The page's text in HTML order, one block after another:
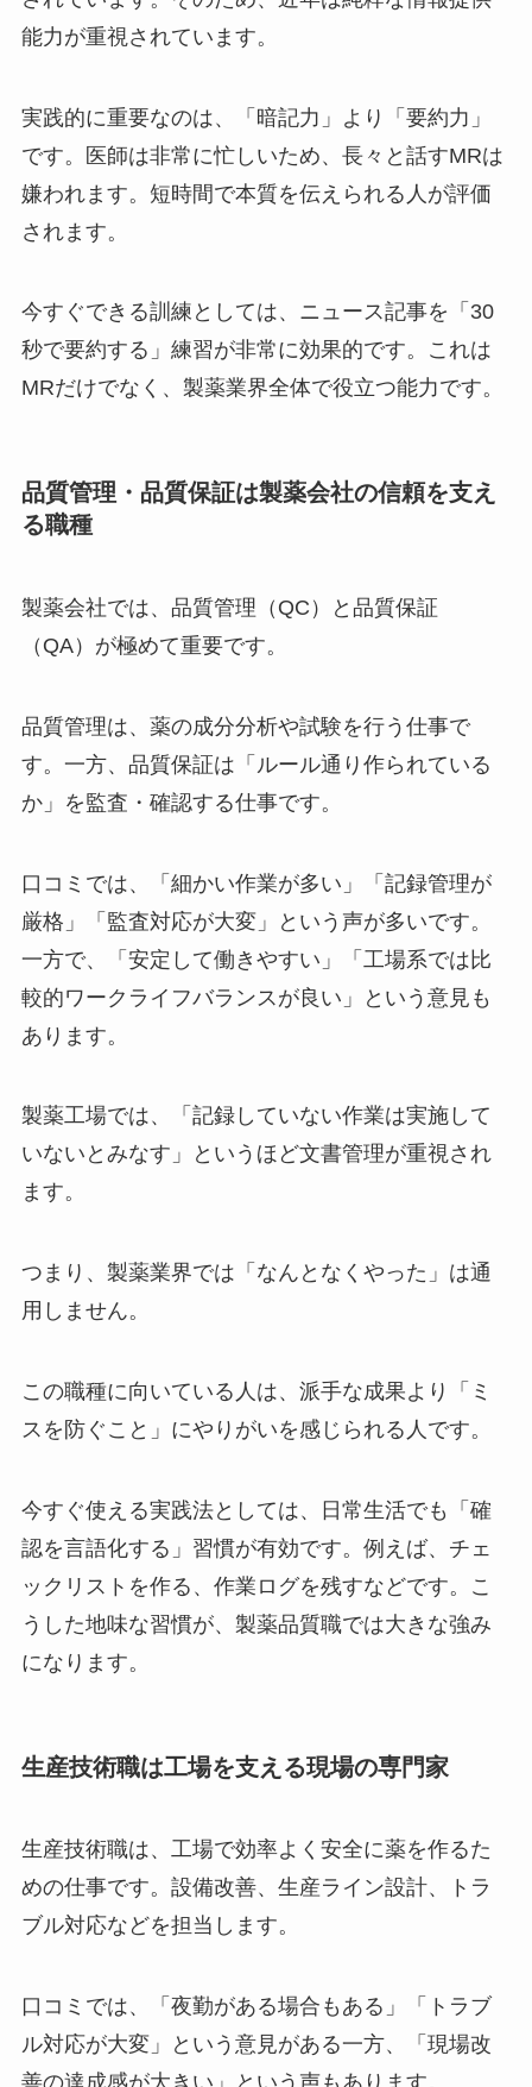
能力が重視されています。
実践的に重要なのは、「暗記力」より「要約力」
です。医師は非常に忙しいため、長々と話すMRは
嫌われます。短時間で本質を伝えられる人が評価
されます。
今すぐできる訓練としては、ニュース記事を「30
秒で要約する」練習が非常に効果的です。これは
MRだけでなく、製薬業界全体で役立つ能力です。
品質管理・品質保証は製薬会社の信頼を支え
る職種
製薬会社では、品質管理（QC）と品質保証
（QA）が極めて重要です。
品質管理は、薬の成分分析や試験を行う仕事で
す。一方、品質保証は「ルール通り作られている
か」を監査・確認する仕事です。
口コミでは、「細かい作業が多い」「記録管理が
厳格」「監査対応が大変」という声が多いです。
一方で、「安定して働きやすい」「工場系では比
較的ワークライフバランスが良い」という意見も
あります。
製薬工場では、「記録していない作業は実施して
いないとみなす」というほど文書管理が重視され
ます。
つまり、製薬業界では「なんとなくやった」は通
用しません。
この職種に向いている人は、派手な成果より「ミ
スを防ぐこと」にやりがいを感じられる人です。
今すぐ使える実践法としては、日常生活でも「確
認を言語化する」習慣が有効です。例えば、チェ
ックリストを作る、作業ログを残すなどです。こ
うした地味な習慣が、製薬品質職では大きな強み
になります。
生産技術職は工場を支える現場の専門家
生産技術職は、工場で効率よく安全に薬を作るた
めの仕事です。設備改善、生産ライン設計、トラ
ブル対応などを担当します。
口コミでは、「夜勤がある場合もある」「トラブ
ル対応が大変」という意見がある一方、「現場改